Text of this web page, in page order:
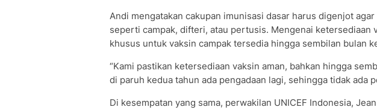
Andi mengatakan cakupan imunisasi dasar harus digenjot
seperti campak, difteri, atau pertusis. Mengenai ketersediaan
khusus untuk vaksin campak tersedia hingga sembilan bulan
“Kami pastikan ketersediaan vaksin aman, bahkan hingga
di paruh kedua tahun ada pengadaan lagi, sehingga tidak ada
Di kesempatan yang sama, perwakilan UNICEF Indonesia,